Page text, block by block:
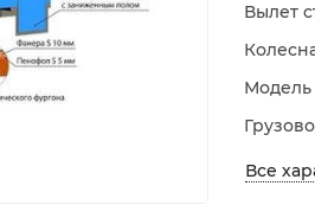
Вылет
Все